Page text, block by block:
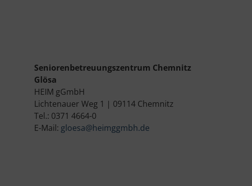
Seniorenbetreuungszentrum Chemnitz
Glösa
HEIM gGmbH
Lichtenauer Weg 1 | 09114 Chemnitz
Tel.: 0371 4664-0
E-Mail: gloesa@heimggmbh.de